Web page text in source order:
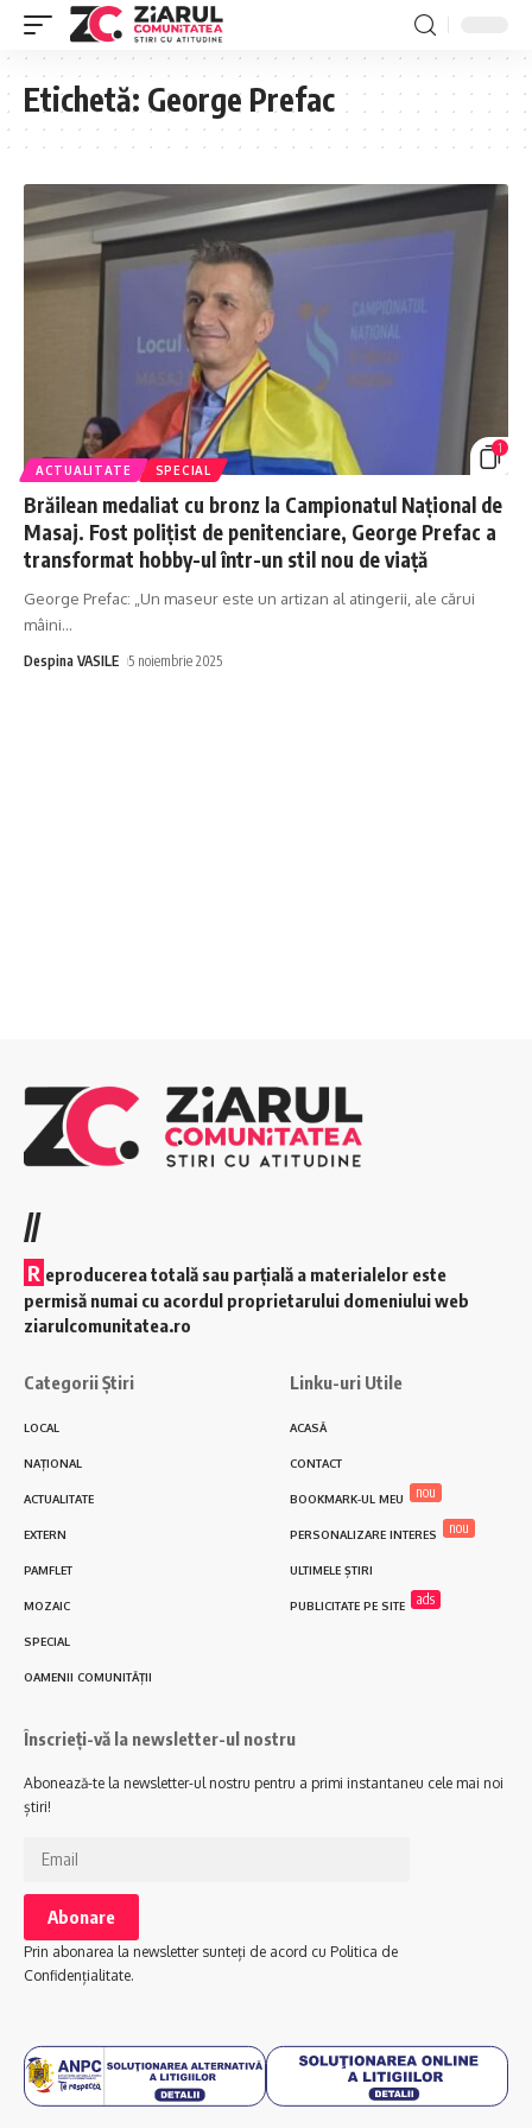
Etichetă: George Prefac
1
ACTUALITATE
SPECIAL
Brăilean medaliat cu bronz la Campionatul Național de
Masaj. Fost polițist de penitenciare, George Prefac a
transformat hobby-ul într-un stil nou de viață
George Prefac: „Un maseur este un artizan al atingerii, ale cărui
mâini…
Despina VASILE 5 noiembrie 2025
//
R eproducerea totală sau parțială a materialelor este
permisă numai cu acordul proprietarului domeniului web
ziarulcomunitatea.ro
Categorii Știri
LOCAL
NAȚIONAL
ACTUALITATE
EXTERN
PAMFLET
MOZAIC
SPECIAL
OAMENII COMUNITĂȚII
Linku-uri Utile
ACASĂ
CONTACT
BOOKMARK-UL MEU nou
PERSONALIZARE INTERES nou
ULTIMELE ȘTIRI
PUBLICITATE PE SITE ads
Înscrieți-vă la newsletter-ul nostru
Abonează-te la newsletter-ul nostru pentru a primi instantaneu cele mai noi
știri!
Prin abonarea la newsletter sunteți de acord cu Politica de
Confidențialitate.